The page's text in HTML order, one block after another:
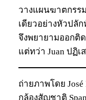
วางแผนฆาตกรร
เดียวอย่างหัวปลั
จึงพยายามออกติ
แต่ทว่า Juan ปฏิเ
ถ่ายภาพโดย José
กล้องสัญชาติ